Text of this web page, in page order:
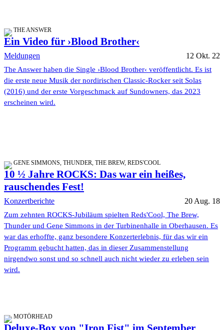
THE ANSWER
Ein Video für ›Blood Brother‹
Meldungen 12 Okt. 22
The Answer haben die Single ›Blood Brother‹ veröffentlicht. Es ist
die erste neue Musik der nordirischen Classic-Rocker seit Solas
(2016) und der erste Vorgeschmack auf Sundowners, das 2023
erscheinen wird.
GENE SIMMONS, THUNDER, THE BREW, REDS'COOL
10 ½ Jahre ROCKS: Das war ein heißes,
rauschendes Fest!
Konzertberichte 20 Aug. 18
Zum zehnten ROCKS-Jubiläum spielten Reds'Cool, The Brew,
Thunder und Gene Simmons in der Turbinenhalle in Oberhausen. Es
war das erhoffte, ganz besondere Konzerterlebnis, für das wir ein
Programm gebucht hatten, das in dieser Zusammenstellung
nirgendwo sonst und so schnell auch nicht wieder zu erleben sein
wird.
MOTÖRHEAD